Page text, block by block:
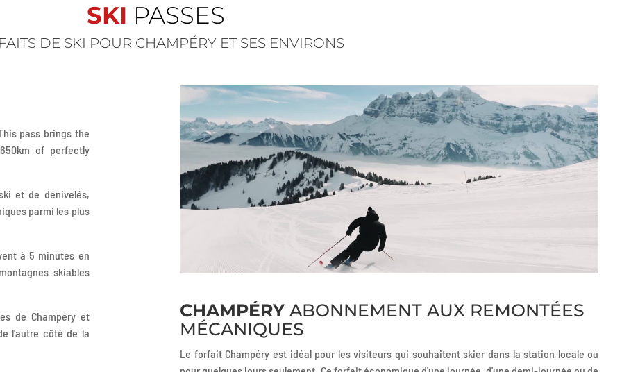
SKI PASSES
DE SKI POUR CHAMPÉRY ET SES ENVIRONS
pass brings the
of perfectly
et de dénivelés,
parmi les plus
à 5 minutes en
skiables
de Champéry et
l'autre côté de la
CHAMPÉRY ABONNEMENT AUX REMONTÉES
MÉCANIQUES
Le forfait Champéry est idéal pour les visiteurs qui souhaitent skier dans la station locale ou